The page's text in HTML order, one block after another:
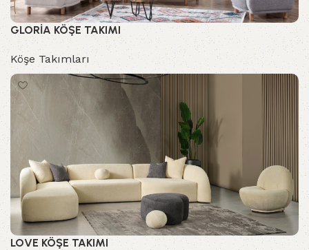
GLORİA KÖŞE TAKIMI
Köşe Takımları
LOVE KÖŞE TAKIMI